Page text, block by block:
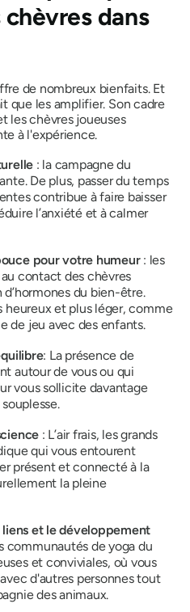
dans
de nombreux bienfaits. Et
que les amplifier. Son cadre
les chèvres joueuses
à l'expérience.
: la campagne du
De plus, passer du temps
contribue à faire baisser
l’anxiété et à calmer
pour votre humeur: les
contact des chèvres
du bien-être.
heureux et plus léger, comme
de jeu avec des enfants.
: La présence de
autour de vous ou qui
vous sollicite davantage
: L’air frais, les grands
qui vous entourent
présent et connecté à la
la pleine
liens et le développement
communautés de yoga du
et conviviales, où vous
d'autres personnes tout
des animaux.